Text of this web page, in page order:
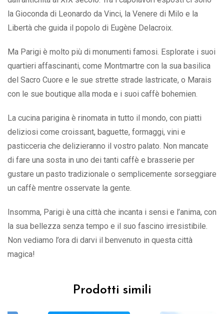
la Gioconda di Leonardo da Vinci, la Venere di Milo e la
Libertà che guida il popolo di Eugène Delacroix.
Ma Parigi è molto più di monumenti famosi. Esplorate i suoi
quartieri affascinanti, come Montmartre con la sua basilica
del Sacro Cuore e le sue strette strade lastricate, o Marais
con le sue boutique alla moda e i suoi caffè bohemien.
La cucina parigina è rinomata in tutto il mondo, con piatti
deliziosi come croissant, baguette, formaggi, vini e
pasticceria che delizieranno il vostro palato. Non mancate
di fare una sosta in uno dei tanti caffè e brasserie per
gustare un pasto tradizionale o semplicemente sorseggiare
un caffè mentre osservate la gente.
Insomma, Parigi è una città che incanta i sensi e l’anima, con
la sua bellezza senza tempo e il suo fascino irresistibile.
Non vediamo l’ora di darvi il benvenuto in questa città
magica!
Prodotti simili